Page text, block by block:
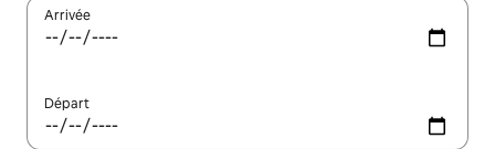
Arrivée
Départ